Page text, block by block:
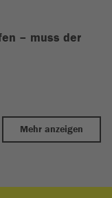
– muss der
Mehr anzeigen